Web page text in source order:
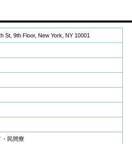
St, 9th Floor, New York, NY 10001
・民間寮